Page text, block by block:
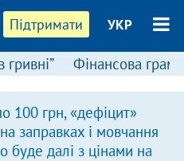
Підтримати УКР
гривні” Фінансова
100 грн, «дефіцит»
заправках і мовчання
буде далі з цінами на